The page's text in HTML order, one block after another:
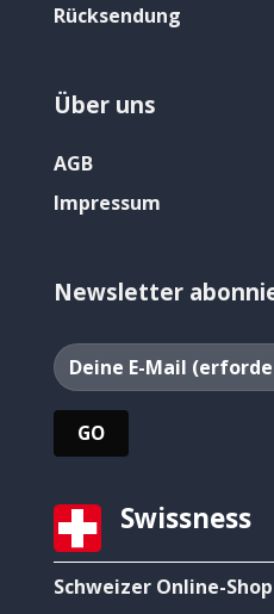
Rücksendung
Über uns
AGB
Impressum
Newsletter
Swissness
Schweizer Online-